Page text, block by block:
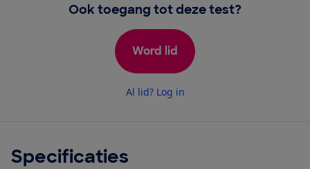
Ook toegang tot deze test?
Word lid
Al lid? Log in
Specificaties